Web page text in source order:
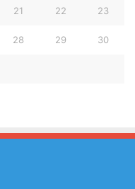
21 22 23
28 29 30